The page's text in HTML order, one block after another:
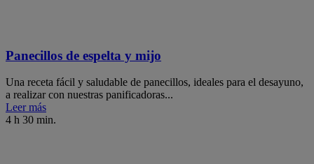
Panecillos de espelta y mijo
Una receta fácil y saludable de panecillos, ideales para el desayuno,
a realizar con nuestras panificadoras...
Leer más
4 h 30 min.